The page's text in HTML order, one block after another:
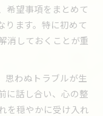
希望事項をまとめて
ります。特に初めて
消しておくことが重
思わぬトラブルが生
に話し合い、心の整
を穏やかに受け入れ